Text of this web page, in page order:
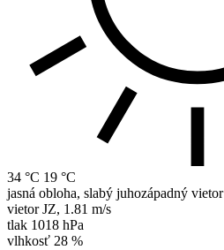
34 °C 19 °C
jasná obloha, slabý juhozápadný vietor
vietor JZ, 1.81 m/s
tlak 1018 hPa
vlhkosť 28 %